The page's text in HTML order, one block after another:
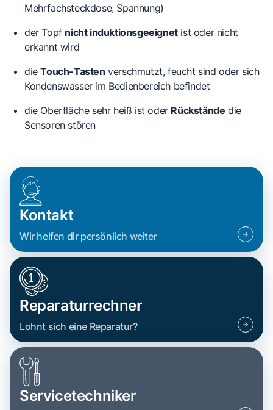
Mehrfachsteckdose, Spannung)
der Topf nicht induktionsgeeignetist oder nicht
erkannt wird
dieTouch-Tasten verschmutzt, feucht sind oder sich
Kondenswasser im Bedienbereich befindet
die Oberfläche sehr heiß ist oder Rückstände die
Sensoren stören
Kontakt
Wir helfen dir persönlich weiter
Reparaturrechner
Lohnt sich eine Reparatur?
Servicetechniker